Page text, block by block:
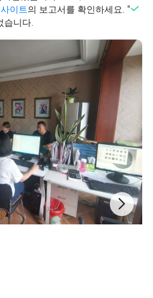
이트의 보고서를 확인하세요. "
습니다.